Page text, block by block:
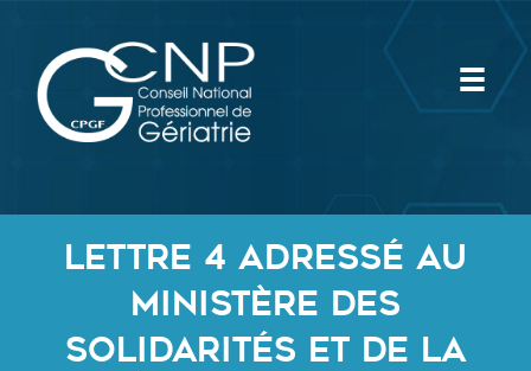
contenu
lettre 4 adressé au
Ministère des
Solidarités et de la